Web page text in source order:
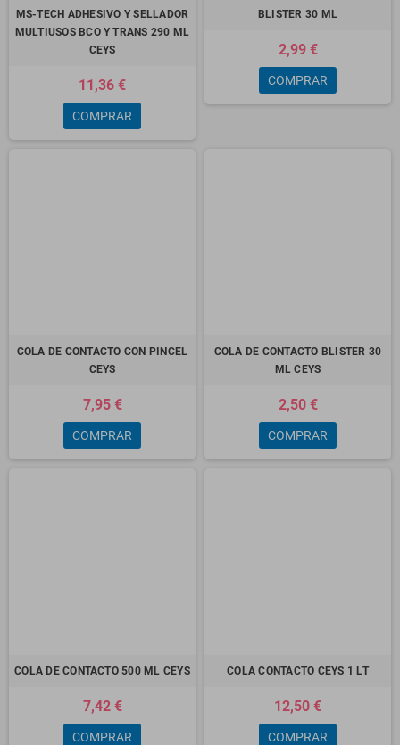
MS-TECH ADHESIVO Y SELLADOR
MULTIUSOS BCO Y TRANS 290 ML
CEYS
11,36 €
COMPRAR
BLISTER 30 ML
2,99 €
COMPRAR
COLA DE CONTACTO CON PINCEL
CEYS
7,95 €
COMPRAR
COLA DE CONTACTO BLISTER 30
ML CEYS
2,50 €
COMPRAR
COLA DE CONTACTO 500 ML CEYS
7,42 €
COMPRAR
COLA CONTACTO CEYS 1 LT
12,50 €
COMPRAR